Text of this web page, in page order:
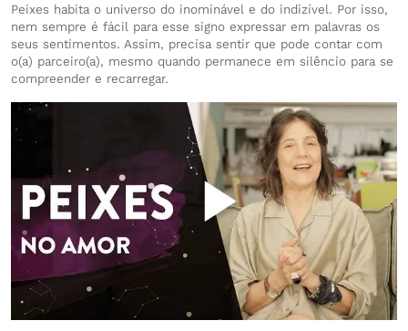
Peixes habita o universo do inominável e do indizível. Por isso,
nem sempre é fácil para esse signo expressar em palavras os
seus sentimentos. Assim, precisa sentir que pode contar com
o(a) parceiro(a), mesmo quando permanece em silêncio para se
compreender e recarregar.